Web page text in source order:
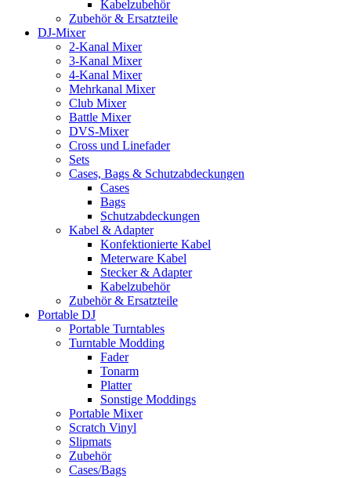
Kabelzubehör
Zubehör & Ersatzteile
DJ-Mixer
2-Kanal Mixer
3-Kanal Mixer
4-Kanal Mixer
Mehrkanal Mixer
Club Mixer
Battle Mixer
DVS-Mixer
Cross und Linefader
Sets
Cases, Bags & Schutzabdeckungen
Cases
Bags
Schutzabdeckungen
Kabel & Adapter
Konfektionierte Kabel
Meterware Kabel
Stecker & Adapter
Kabelzubehör
Zubehör & Ersatzteile
Portable DJ
Portable Turntables
Turntable Modding
Fader
Tonarm
Platter
Sonstige Moddings
Portable Mixer
Scratch Vinyl
Slipmats
Zubehör
Cases/Bags